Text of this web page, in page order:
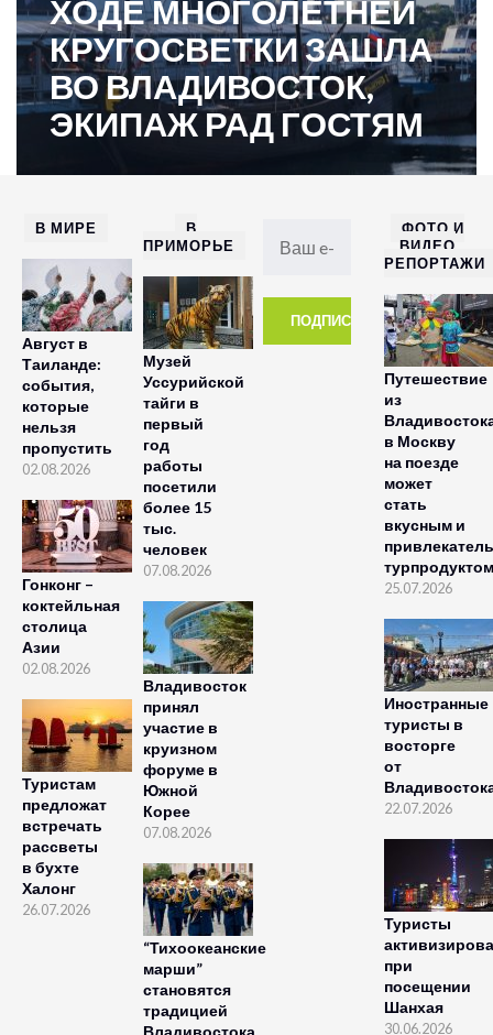
ХОДЕ МНОГОЛЕТНЕЙ
КРУГОСВЕТКИ ЗАШЛА
ВО ВЛАДИВОСТОК,
ЭКИПАЖ РАД ГОСТЯМ
В МИРЕ
Август в
Таиланде:
события,
которые
нельзя
пропустить
02.08.2026
Гонконг –
коктейльная
столица
Азии
02.08.2026
Туристам
предложат
встречать
рассветы
в бухте
Халонг
26.07.2026
В
ПРИМОРЬЕ
Музей
Уссурийской
тайги в
первый
год
работы
посетили
более 15
тыс.
человек
07.08.2026
Владивосток
принял
участие в
круизном
форуме в
Южной
Корее
07.08.2026
“Тихоокеанские
марши”
становятся
традицией
Владивостока
ФОТО И
ВИДЕО
РЕПОРТАЖИ
Путешествие
из
в Москву
на поезде
может
стать
вкусным и
турпродуктом
25.07.2026
Иностранные
туристы в
восторге
от
22.07.2026
Туристы
при
посещении
Шанхая
30.06.2026